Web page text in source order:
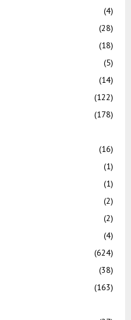
(4)
(28)
(18)
(5)
(14)
(122)
(178)
(16)
(1)
(1)
(2)
(2)
(4)
(624)
(38)
(163)